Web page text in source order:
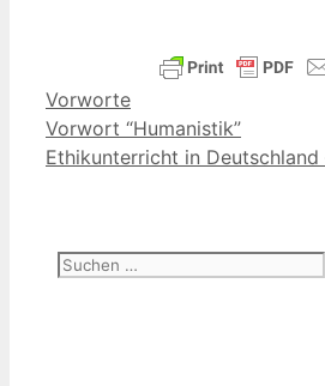
Kategorien
Vorworte
Vorwort “Humanistik”
Ethikunterricht in
Suchen